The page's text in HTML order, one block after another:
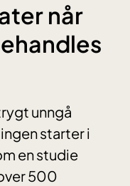
når
unngå
starter i
en studie
500